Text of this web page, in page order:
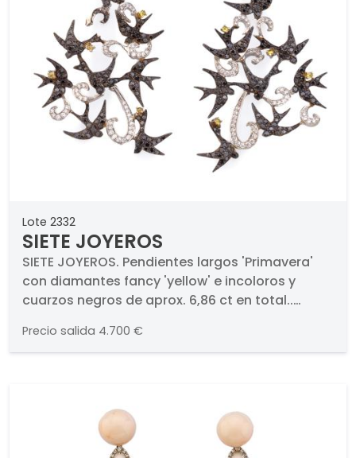
Lote 2332
SIETE JOYEROS
SIETE JOYEROS. Pendientes largos 'Primavera'
con diamantes fancy 'yellow' e incoloros y
cuarzos negros de aprox. 6,86 ct en total..
mecidas por la brisa primaveral. Realizadas en
oro blanco de 18K. Cierre de presión.. Firmados.
Precio salida 4.700 €